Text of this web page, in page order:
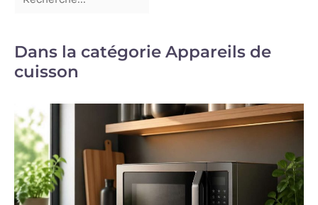
Dans la catégorie Appareils de
cuisson